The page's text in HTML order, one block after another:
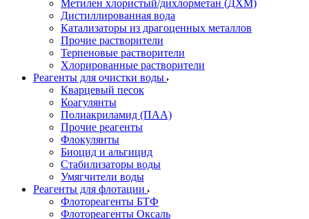
Метилен хлористый/дихлорметан (ДХМ)
Дистиллированная вода
Катализаторы из драгоценных металлов
Прочие растворители
Терпеновые растворители
Хлорированные растворители
Реагенты для очистки воды
Кварцевый песок
Коагулянты
Полиакриламид (ПАА)
Прочие реагенты
Флокулянты
Биоцид и альгицид
Стабилизаторы воды
Умягчители воды
Реагенты для флотации
Флотореагенты БТФ
Флотореагенты Оксаль